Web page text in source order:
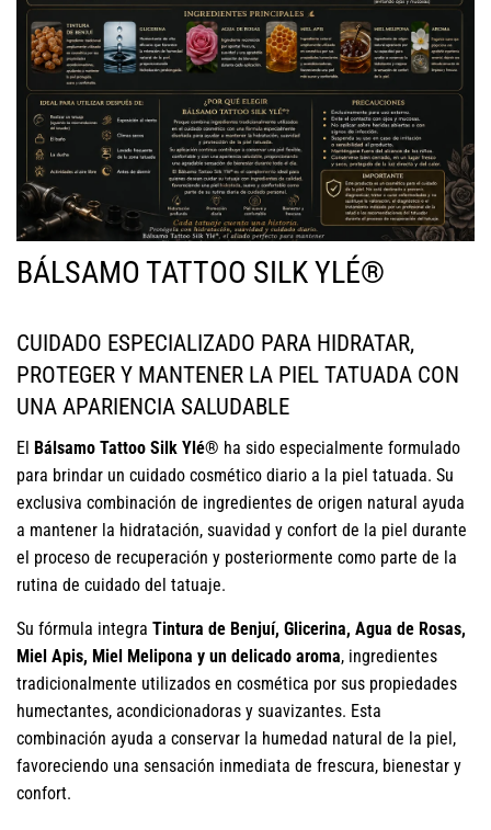
BÁLSAMO TATTOO SILK YLÉ®
CUIDADO ESPECIALIZADO PARA HIDRATAR,
PROTEGER Y MANTENER LA PIEL TATUADA CON
UNA APARIENCIA SALUDABLE
El Bálsamo Tattoo Silk Ylé® ha sido especialmente formulado
para brindar un cuidado cosmético diario a la piel tatuada. Su
exclusiva combinación de ingredientes de origen natural ayuda
a mantener la hidratación, suavidad y confort de la piel durante
el proceso de recuperación y posteriormente como parte de la
rutina de cuidado del tatuaje.
Su fórmula integra Tintura de Benjuí, Glicerina, Agua de Rosas,
Miel Apis, Miel Melipona y un delicado aroma, ingredientes
tradicionalmente utilizados en cosmética por sus propiedades
humectantes, acondicionadoras y suavizantes. Esta
combinación ayuda a conservar la humedad natural de la piel,
favoreciendo una sensación inmediata de frescura, bienestar y
confort.